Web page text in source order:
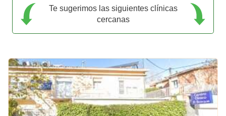
Te sugerimos las siguientes clínicas
cercanas